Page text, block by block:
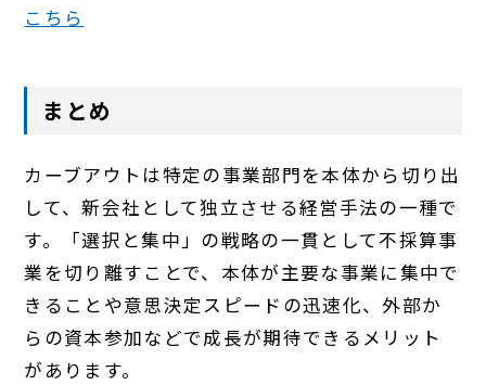
こちら
まとめ
カーブアウトは特定の事業部門を本体から切り出
して、新会社として独立させる経営手法の一種で
す。「選択と集中」の戦略の一貫として不採算事
業を切り離すことで、本体が主要な事業に集中で
きることや意思決定スピードの迅速化、外部か
らの資本参加などで成長が期待できるメリット
があります。